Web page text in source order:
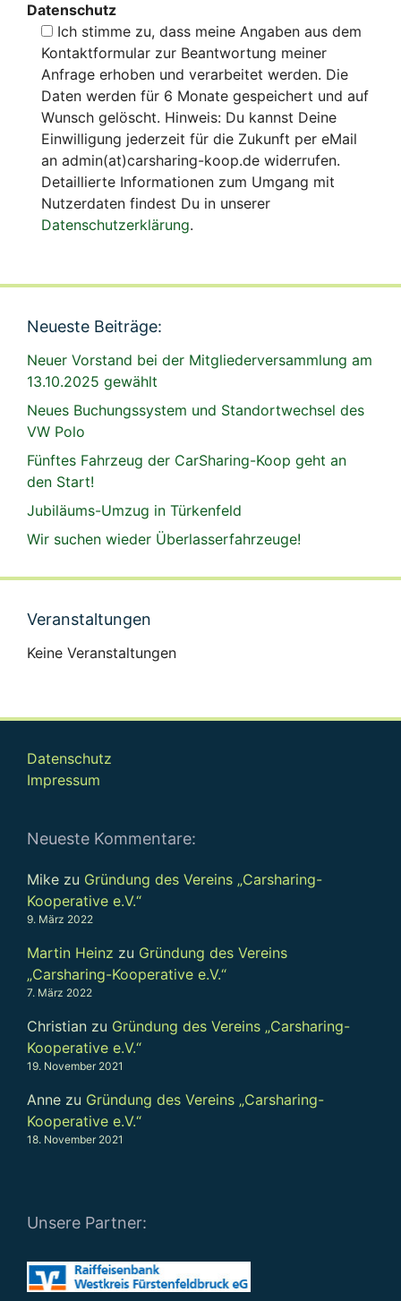
Datenschutz
Ich stimme zu, dass meine Angaben aus dem
Kontaktformular zur Beantwortung meiner
Anfrage erhoben und verarbeitet werden. Die
Daten werden für 6 Monate gespeichert und auf
Wunsch gelöscht. Hinweis: Du kannst Deine
Einwilligung jederzeit für die Zukunft per eMail
an admin(at)carsharing-koop.de widerrufen.
Detaillierte Informationen zum Umgang mit
Nutzerdaten findest Du in unserer
Datenschutzerklärung.
Neueste Beiträge:
Neuer Vorstand bei der Mitgliederversammlung am
13.10.2025 gewählt
Neues Buchungssystem und Standortwechsel des
VW Polo
Fünftes Fahrzeug der CarSharing-Koop geht an
den Start!
Jubiläums-Umzug in Türkenfeld
Wir suchen wieder Überlasserfahrzeuge!
Veranstaltungen
Keine Veranstaltungen
Datenschutz
Impressum
Neueste Kommentare:
Mike zu Gründung des Vereins „Carsharing-
Kooperative e.V.“
9. März 2022
Martin Heinz zu Gründung des Vereins
„Carsharing-Kooperative e.V.“
7. März 2022
Christian zu Gründung des Vereins „Carsharing-
Kooperative e.V.“
19. November 2021
Anne zu Gründung des Vereins „Carsharing-
Kooperative e.V.“
18. November 2021
Unsere Partner: